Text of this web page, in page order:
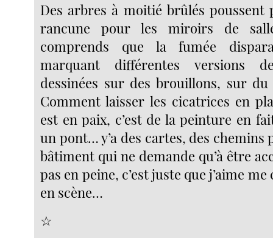
Des arbres à moitié brûlés poussent
rancune pour les miroirs de
comprends que la fumée
marquant différentes versions
dessinées sur des brouillons, sur
Comment laisser les cicatrices en
est en paix, c’est de la peinture en
un pont… y’a des cartes, des
bâtiment qui ne demande qu’à être
pas en peine, c’est juste que j’aime
en scène…
☆